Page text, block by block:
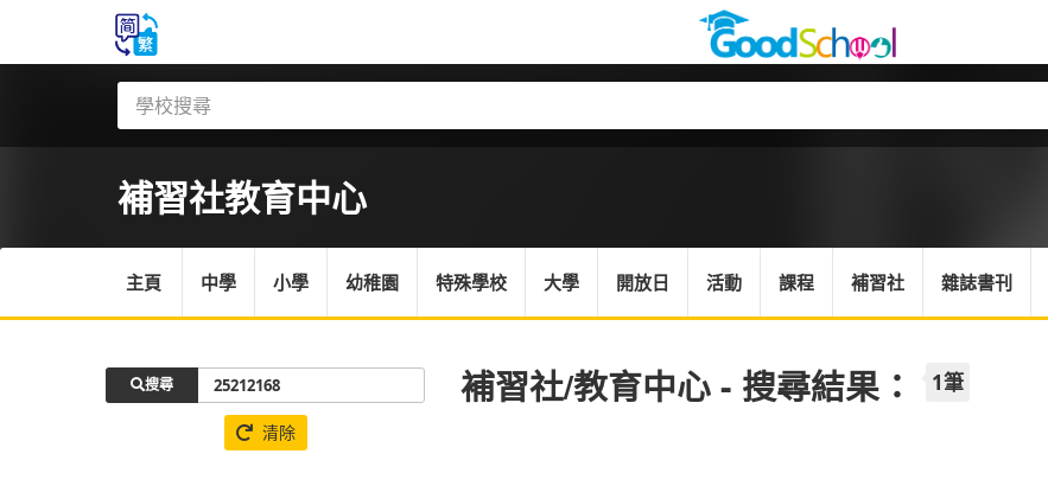
補習社教育中心
主頁 中學 小學 幼稚園 特殊學校 大學 開放日 活動 課程 補習社 雜誌書刊
補習社/教育中心 - 搜尋結果： 1筆
搜尋
清除